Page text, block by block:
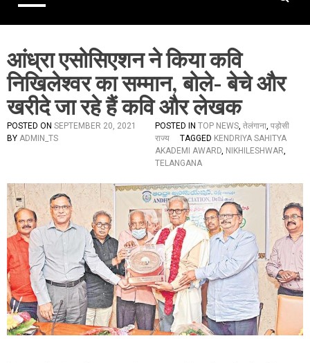
आंध्रा एसोसिएशन ने किया कवि
निखिलेश्वर का सम्मान, बोले- बेचे और
खरीदे जा रहे हैं कवि और लेखक
POSTED ON SEPTEMBER 20, 2021
BY ADMIN_TS
POSTED IN TOP NEWS, तेलंगाना, पड़ोसी
राज्य
TAGGED KENDRIYA SAHITYA
AKADEMI AWARD, NIKHILESHWAR,
TELANGANA